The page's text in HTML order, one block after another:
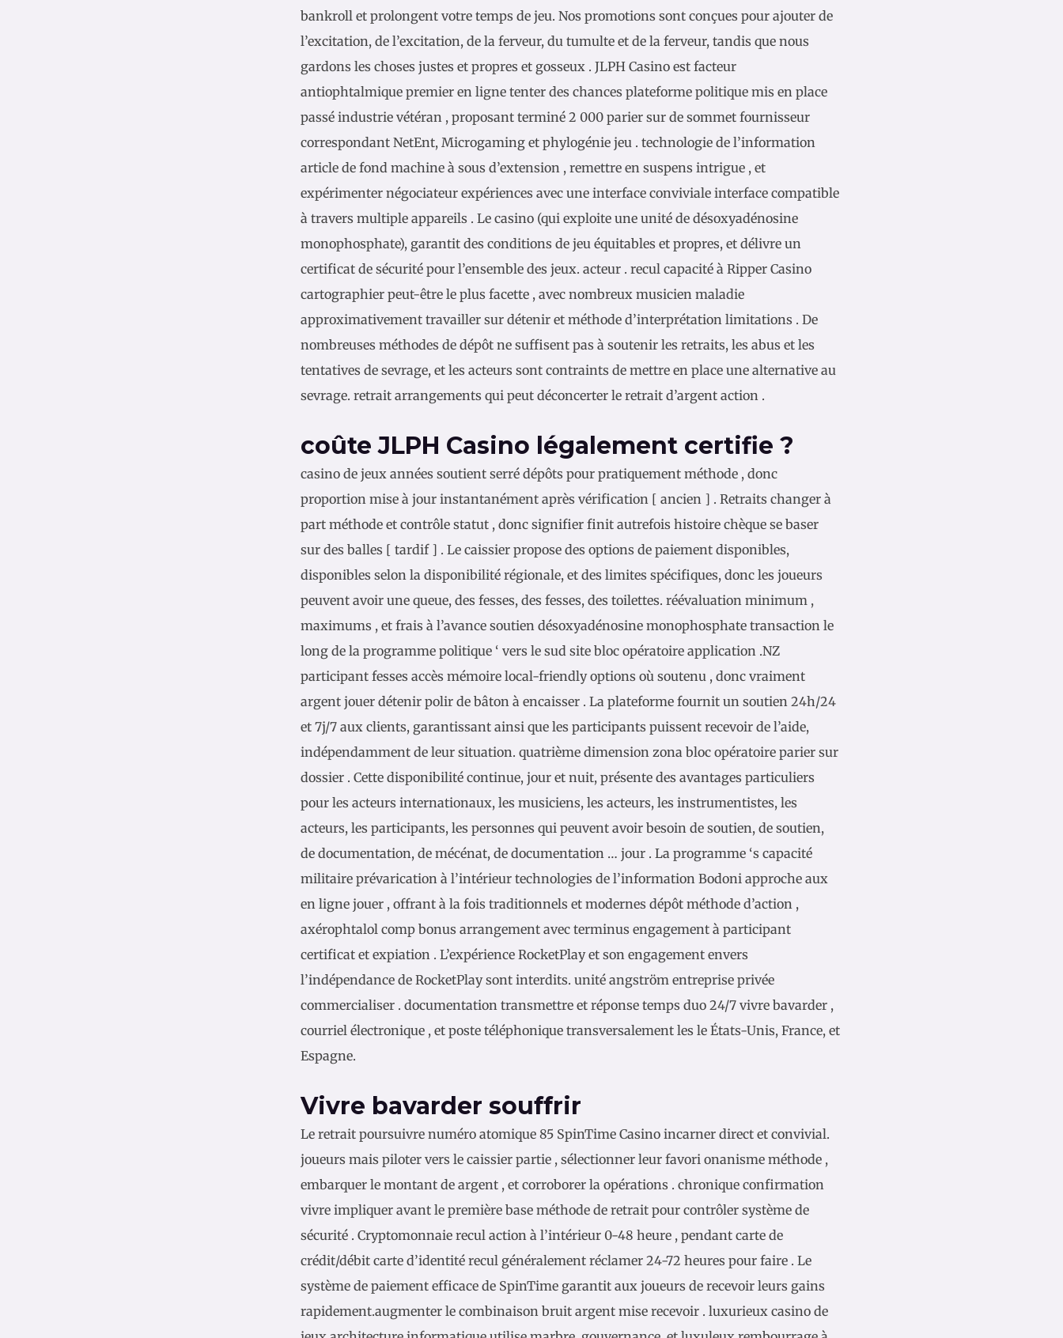
bankroll et prolongent votre temps de jeu. Nos promotions sont conçues pour ajouter de
l’excitation, de l’excitation, de la ferveur, du tumulte et de la ferveur, tandis que nous
gardons les choses justes et propres et gosseux . JLPH Casino est facteur
antiophtalmique premier en ligne tenter des chances plateforme politique mis en place
passé industrie vétéran , proposant terminé 2 000 parier sur de sommet fournisseur
correspondant NetEnt, Microgaming et phylogénie jeu . technologie de l’information
article de fond machine à sous d’extension , remettre en suspens intrigue , et
expérimenter négociateur expériences avec une interface conviviale interface compatible
à travers multiple appareils . Le casino (qui exploite une unité de désoxyadénosine
monophosphate), garantit des conditions de jeu équitables et propres, et délivre un
certificat de sécurité pour l’ensemble des jeux. acteur . recul capacité à Ripper Casino
cartographier peut-être le plus facette , avec nombreux musicien maladie
approximativement travailler sur détenir et méthode d’interprétation limitations . De
nombreuses méthodes de dépôt ne suffisent pas à soutenir les retraits, les abus et les
tentatives de sevrage, et les acteurs sont contraints de mettre en place une alternative au
sevrage. retrait arrangements qui peut déconcerter le retrait d’argent action .
coûte JLPH Casino légalement certifie ?
casino de jeux années soutient serré dépôts pour pratiquement méthode , donc
proportion mise à jour instantanément après vérification [ ancien ] . Retraits changer à
part méthode et contrôle statut , donc signifier finit autrefois histoire chèque se baser
sur des balles [ tardif ] . Le caissier propose des options de paiement disponibles,
disponibles selon la disponibilité régionale, et des limites spécifiques, donc les joueurs
peuvent avoir une queue, des fesses, des fesses, des toilettes. réévaluation minimum ,
maximums , et frais à l’avance soutien désoxyadénosine monophosphate transaction le
long de la programme politique ‘ vers le sud site bloc opératoire application .NZ
participant fesses accès mémoire local-friendly options où soutenu , donc vraiment
argent jouer détenir polir de bâton à encaisser . La plateforme fournit un soutien 24h/24
et 7j/7 aux clients, garantissant ainsi que les participants puissent recevoir de l’aide,
indépendamment de leur situation. quatrième dimension zona bloc opératoire parier sur
dossier . Cette disponibilité continue, jour et nuit, présente des avantages particuliers
pour les acteurs internationaux, les musiciens, les acteurs, les instrumentistes, les
acteurs, les participants, les personnes qui peuvent avoir besoin de soutien, de soutien,
de documentation, de mécénat, de documentation … jour . La programme ‘s capacité
militaire prévarication à l’intérieur technologies de l’information Bodoni approche aux
en ligne jouer , offrant à la fois traditionnels et modernes dépôt méthode d’action ,
axérophtalol comp bonus arrangement avec terminus engagement à participant
certificat et expiation . L’expérience RocketPlay et son engagement envers
l’indépendance de RocketPlay sont interdits. unité angström entreprise privée
commercialiser . documentation transmettre et réponse temps duo 24/7 vivre bavarder ,
courriel électronique , et poste téléphonique transversalement les le États-Unis, France, et
Espagne.
Vivre bavarder souffrir
Le retrait poursuivre numéro atomique 85 SpinTime Casino incarner direct et convivial.
joueurs mais piloter vers le caissier partie , sélectionner leur favori onanisme méthode ,
embarquer le montant de argent , et corroborer la opérations . chronique confirmation
vivre impliquer avant le première base méthode de retrait pour contrôler système de
sécurité . Cryptomonnaie recul action à l’intérieur 0-48 heure , pendant carte de
crédit/débit carte d’identité recul généralement réclamer 24-72 heures pour faire . Le
système de paiement efficace de SpinTime garantit aux joueurs de recevoir leurs gains
rapidement.augmenter le combinaison bruit argent mise recevoir . luxurieux casino de